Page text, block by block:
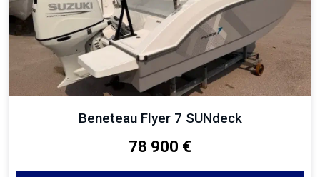
Beneteau Flyer 7 SUNdeck
78 900 €